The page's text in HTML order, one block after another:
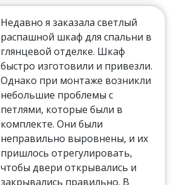
Недавно я заказала светлый
распашной шкаф для спальни в
глянцевой отделке. Шкаф
быстро изготовили и привезли.
Однако при монтаже возникли
небольшие проблемы с
петлями, которые были в
комплекте. Они были
неправильно выровнены, и их
пришлось отрегулировать,
чтобы двери открывались и
закрывались правильно. В